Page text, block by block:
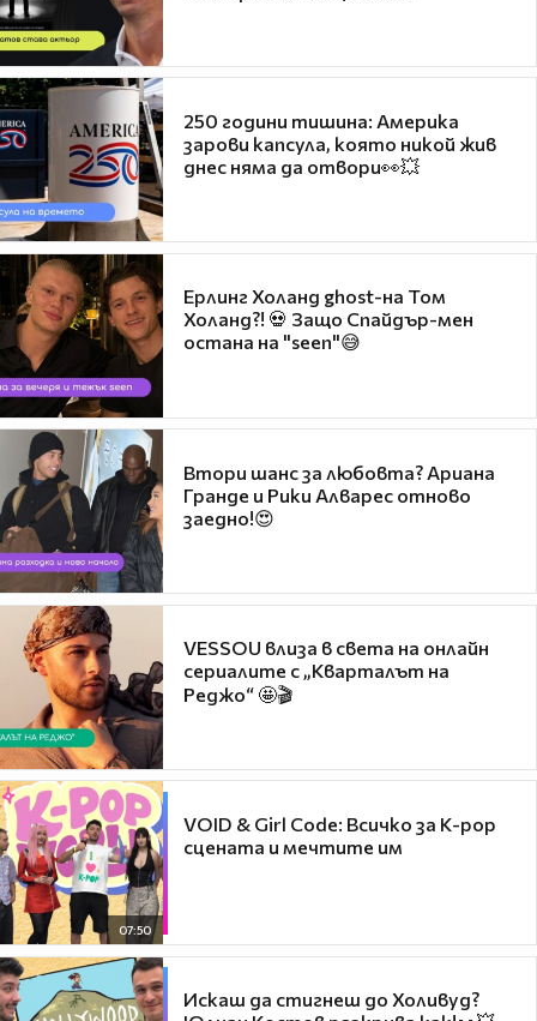
250 години тишина: Америка
зарови капсула, която никой жив
днес няма да отвори👀💥
Ерлинг Холанд ghost-на Том
Холанд?! 💀 Защо Спайдър-мен
остана на "seen"😅
Втори шанс за любовта? Ариана
Гранде и Рики Алварес отново
заедно!😍
VESSOU влиза в света на онлайн
сериалите с „Кварталът на
Реджо“ 🤩🎬
07:50
VOID & Girl Code: Всичко за K-pop
сцената и мечтите им
Искаш да стигнеш до Холивуд?